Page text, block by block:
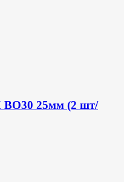
BO30 25мм (2 шт/